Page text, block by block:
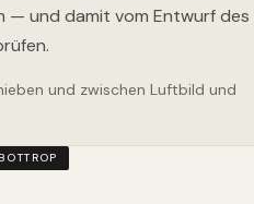
— und damit vom Entwurf des
und zwischen Luftbild und
BOTTROP